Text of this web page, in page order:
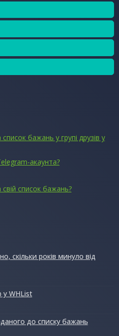
бажань у групі друзів у
акаунта?
список бажань?
скільки років минуло від
у WHList
до списку бажань